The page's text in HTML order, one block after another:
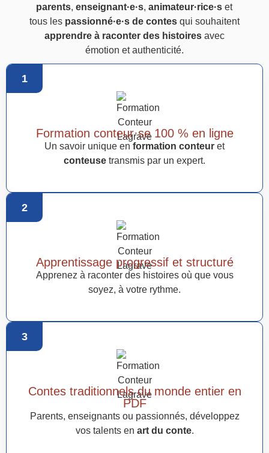
parents,enseignant·e·s,animateur·rice·s et
tous les passionné·e·s de contesqui souhaitent
apprendre à raconter des histoiresavec
émotion et authenticité.
1
Formation conteur·se 100 % en ligne
Un savoir unique en formation conteur et
conteuse transmis par un expert.
2
Apprentissage progressif et structuré
Apprenez à raconter des histoires où que vous
soyez, à votre rythme.
3
Contes traditionnels du monde entier en
PDF
Parents, enseignants ou passionnés, développez
vos talents en art du conte.